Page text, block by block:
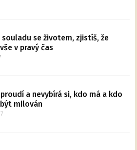
souladu se životem, zjistíš, že
v pravý čas
a nevybírá si, kdo má a kdo
milován